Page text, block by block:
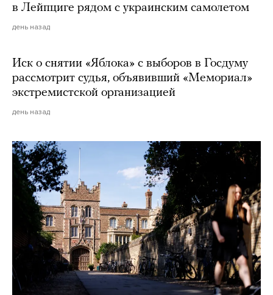
в Лейпциге рядом с украинским самолетом
день назад
Иск о снятии «Яблока» с выборов в Госдуму
рассмотрит судья, объявивший «Мемориал»
экстремистской организацией
день назад